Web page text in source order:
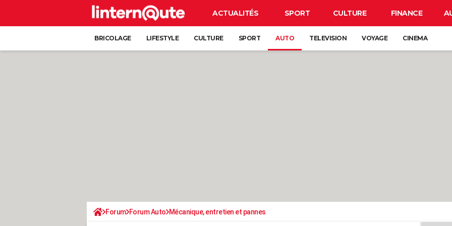
ACTUALITÉS SPORT CULTURE FINANCE
BRICOLAGE LIFESTYLE CULTURE SPORT AUTO TELEVISION VOYAGE CINEMA
Forum Forum Auto Mécanique, entretien et pannes